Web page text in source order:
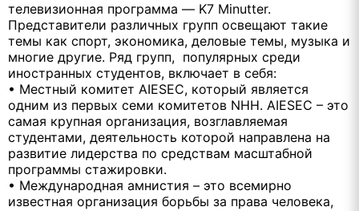
телевизионная программа — K7 Minutter.
Представители различных групп освещают такие
темы как спорт, экономика, деловые темы, музыка и
многие другие. Ряд групп, популярных среди
иностранных студентов, включает в себя:
• Местный комитет AIESEC, который является
одним из первых семи комитетов NHH. AIESEC – это
самая крупная организация, возглавляемая
студентами, деятельность которой направлена на
развитие лидерства по средствам масштабной
программы стажировки.
• Международная амнистия – это всемирно
известная организация борьбы за права человека,